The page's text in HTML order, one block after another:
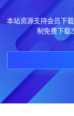
本站资源支持会员下
制免费下载